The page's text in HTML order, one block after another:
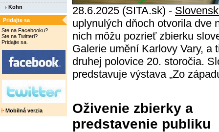
Kohn
Pridajte sa
Ste na Facebooku?
Ste na Twitteri?
Pridajte sa.
Mobilná verzia
28.6.2025 (SITA.sk) -
uplynulých dňoch otvorila dve
nich môžu pozrieť zbierku
Galerie umění Karlovy Vary, a
druhej polovice 20. storočia.
predstavuje výstava „Zo
Oživenie zbierky a
predstavenie publiku